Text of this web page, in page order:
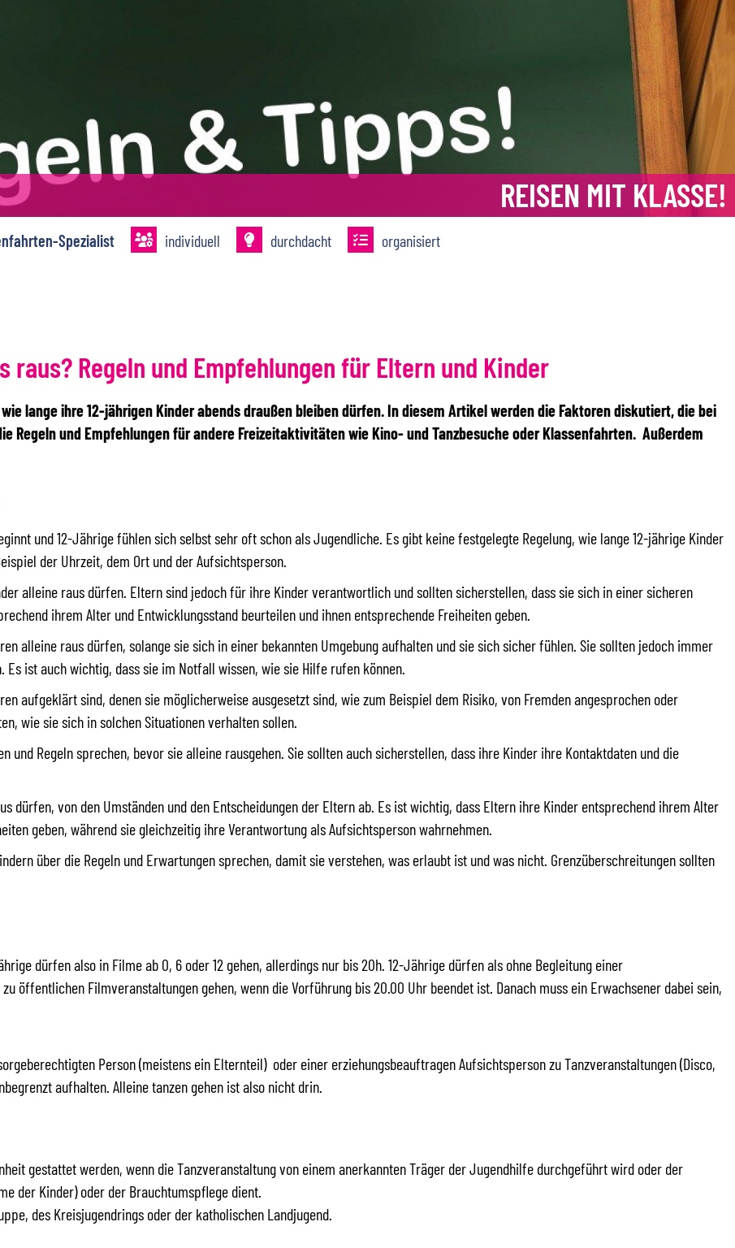
REISEN MIT KLASSE!
Spezialist individuell durchdacht organisiert
raus? Regeln und Empfehlungen für Eltern und Kinder
lange ihre 12-jährigen Kinder abends draußen bleiben dürfen. In diesem Artikel werden die Faktoren diskutiert, die bei
Regeln und Empfehlungen für andere Freizeitaktivitäten wie Kino- und Tanzbesuche oder Klassenfahrten. Außerdem
und 12-Jährige fühlen sich selbst sehr oft schon als Jugendliche. Es gibt keine festgelegte Regelung, wie lange 12-jährige Kinder
der Uhrzeit, dem Ort und der Aufsichtsperson.
alleine raus dürfen. Eltern sind jedoch für ihre Kinder verantwortlich und sollten sicherstellen, dass sie sich in einer sicheren
ihrem Alter und Entwicklungsstand beurteilen und ihnen entsprechende Freiheiten geben.
alleine raus dürfen, solange sie sich in einer bekannten Umgebung aufhalten und sie sich sicher fühlen. Sie sollten jedoch immer
ist auch wichtig, dass sie im Notfall wissen, wie sie Hilfe rufen können.
aufgeklärt sind, denen sie möglicherweise ausgesetzt sind, wie zum Beispiel dem Risiko, von Fremden angesprochen oder
wie sie sich in solchen Situationen verhalten sollen.
Regeln sprechen, bevor sie alleine rausgehen. Sie sollten auch sicherstellen, dass ihre Kinder ihre Kontaktdaten und die
dürfen, von den Umständen und den Entscheidungen der Eltern ab. Es ist wichtig, dass Eltern ihre Kinder entsprechend ihrem Alter
geben, während sie gleichzeitig ihre Verantwortung als Aufsichtsperson wahrnehmen.
über die Regeln und Erwartungen sprechen, damit sie verstehen, was erlaubt ist und was nicht. Grenzüberschreitungen sollten
dürfen also in Filme ab 0, 6 oder 12 gehen, allerdings nur bis 20h. 12-Jährige dürfen als ohne Begleitung einer
öffentlichen Filmveranstaltungen gehen, wenn die Vorführung bis 20.00 Uhr beendet ist. Danach muss ein Erwachsener dabei sein,
Person (meistens ein Elternteil) oder einer erziehungsbeauftragen Aufsichtsperson zu Tanzveranstaltungen (Disco,
aufhalten. Alleine tanzen gehen ist also nicht drin.
gestattet werden, wenn die Tanzveranstaltung von einem anerkannten Träger der Jugendhilfe durchgeführt wird oder der
der Kinder) oder der Brauchtumspflege dient.
des Kreisjugendrings oder der katholischen Landjugend.